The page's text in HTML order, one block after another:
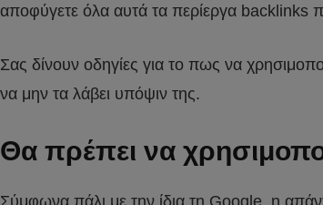
αποφύγετε όλα αυτά τα περίεργα backlinks
Σας δίνουν οδηγίες για το πως να
να μην τα λάβει υπόψιν της.
Θα πρέπει να
Σύμφωνα πάλι με την ίδια τη Google, η